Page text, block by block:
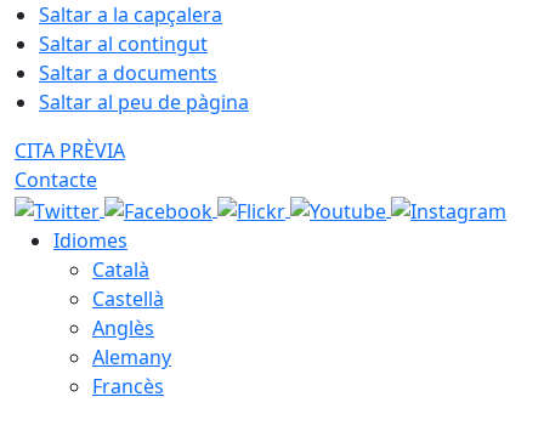
Saltar a la capçalera
Saltar al contingut
Saltar a documents
Saltar al peu de pàgina
CITA PRÈVIA
Contacte
Idiomes
Català
Castellà
Anglès
Alemany
Francès